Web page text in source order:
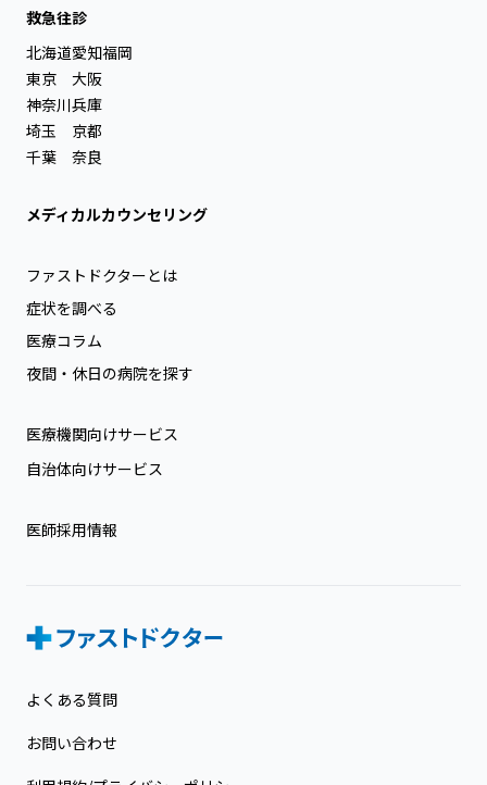
救急往診
北海道
東京
神奈川
埼玉
千葉
愛知
大阪
兵庫
京都
奈良
福岡
メディカルカウンセリング
ファストドクターとは
症状を調べる
医療コラム
夜間・休日の病院を探す
医療機関向けサービス
自治体向けサービス
医師採用情報
よくある質問
お問い合わせ